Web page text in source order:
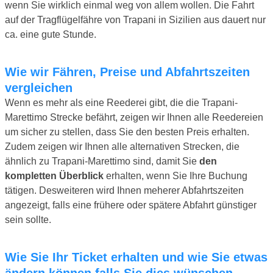
wenn Sie wirklich einmal weg von allem wollen. Die Fahrt
auf der Tragflügelfähre von Trapani in Sizilien aus dauert nur
ca. eine gute Stunde.
Wie wir Fähren, Preise und Abfahrtszeiten
vergleichen
Wenn es mehr als eine Reederei gibt, die die Trapani-
Marettimo Strecke befährt, zeigen wir Ihnen alle Reedereien
um sicher zu stellen, dass Sie den besten Preis erhalten.
Zudem zeigen wir Ihnen alle alternativen Strecken, die
ähnlich zu Trapani-Marettimo sind, damit Sie den
kompletten Überblick erhalten, wenn Sie Ihre Buchung
tätigen. Desweiteren wird Ihnen meherer Abfahrtszeiten
angezeigt, falls eine frühere oder spätere Abfahrt günstiger
sein sollte.
Wie Sie Ihr Ticket erhalten und wie Sie etwas